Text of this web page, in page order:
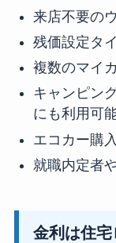
来店不要の
残価設定タ
複数のマイ
キャンピン
にも利用可
エコカー購
就職内定者
金利は住